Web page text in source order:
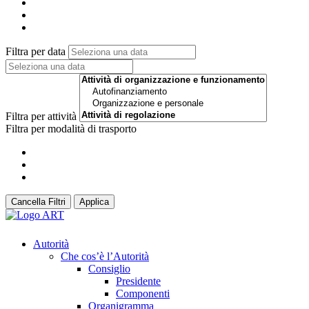
Filtra per data
Filtra per attività
Filtra per modalità di trasporto
Cancella Filtri Applica
Autorità
Che cos’è l’Autorità
Consiglio
Presidente
Componenti
Organigramma